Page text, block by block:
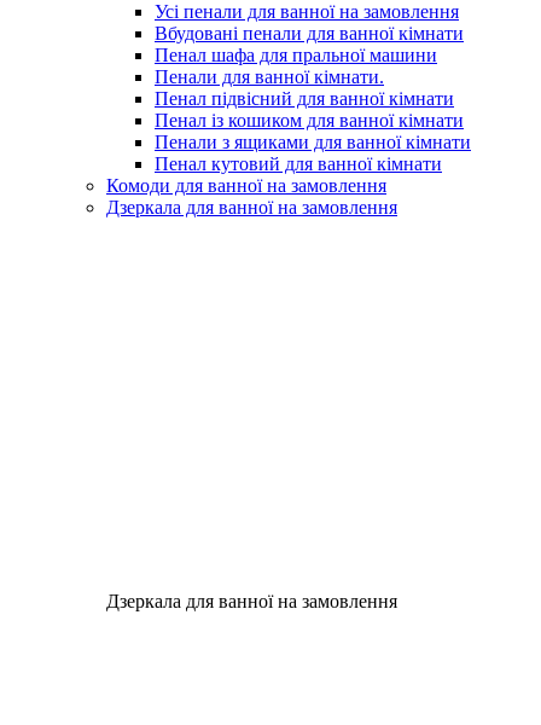
Усі пенали для ванної на замовлення
Вбудовані пенали для ванної кімнати
Пенал шафа для пральної машини
Пенали для ванної кімнати.
Пенал підвісний для ванної кімнати
Пенал із кошиком для ванної кімнати
Пенали з ящиками для ванної кімнати
Пенал кутовий для ванної кімнати
Комоди для ванної на замовлення
Дзеркала для ванної на замовлення
Дзеркала для ванної на замовлення